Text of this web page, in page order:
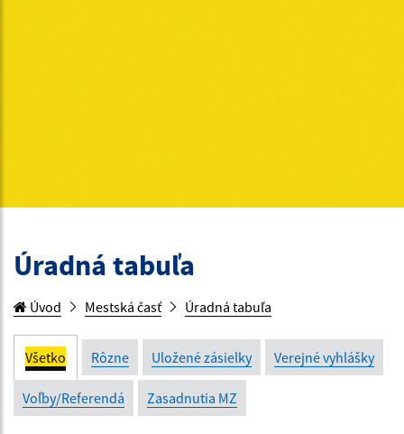
Úradná tabuľa
Úvod Mestská časť Úradná tabuľa
Všetko Rôzne Uložené zásielky Verejné vyhlášky
Voľby/Referendá Zasadnutia MZ